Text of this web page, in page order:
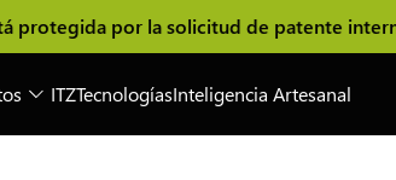
por la solicitud de patente
ITZTecnologíasInteligencia Artesanal